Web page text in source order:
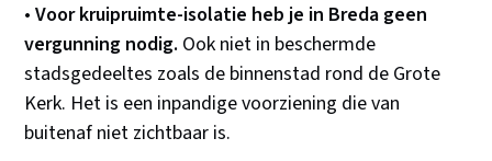
•Voor kruipruimte-isolatie heb je in Breda geen
vergunning nodig. Ook niet in beschermde
stadsgedeeltes zoals de binnenstad rond de Grote
Kerk. Het is een inpandige voorziening die van
buitenaf niet zichtbaar is.